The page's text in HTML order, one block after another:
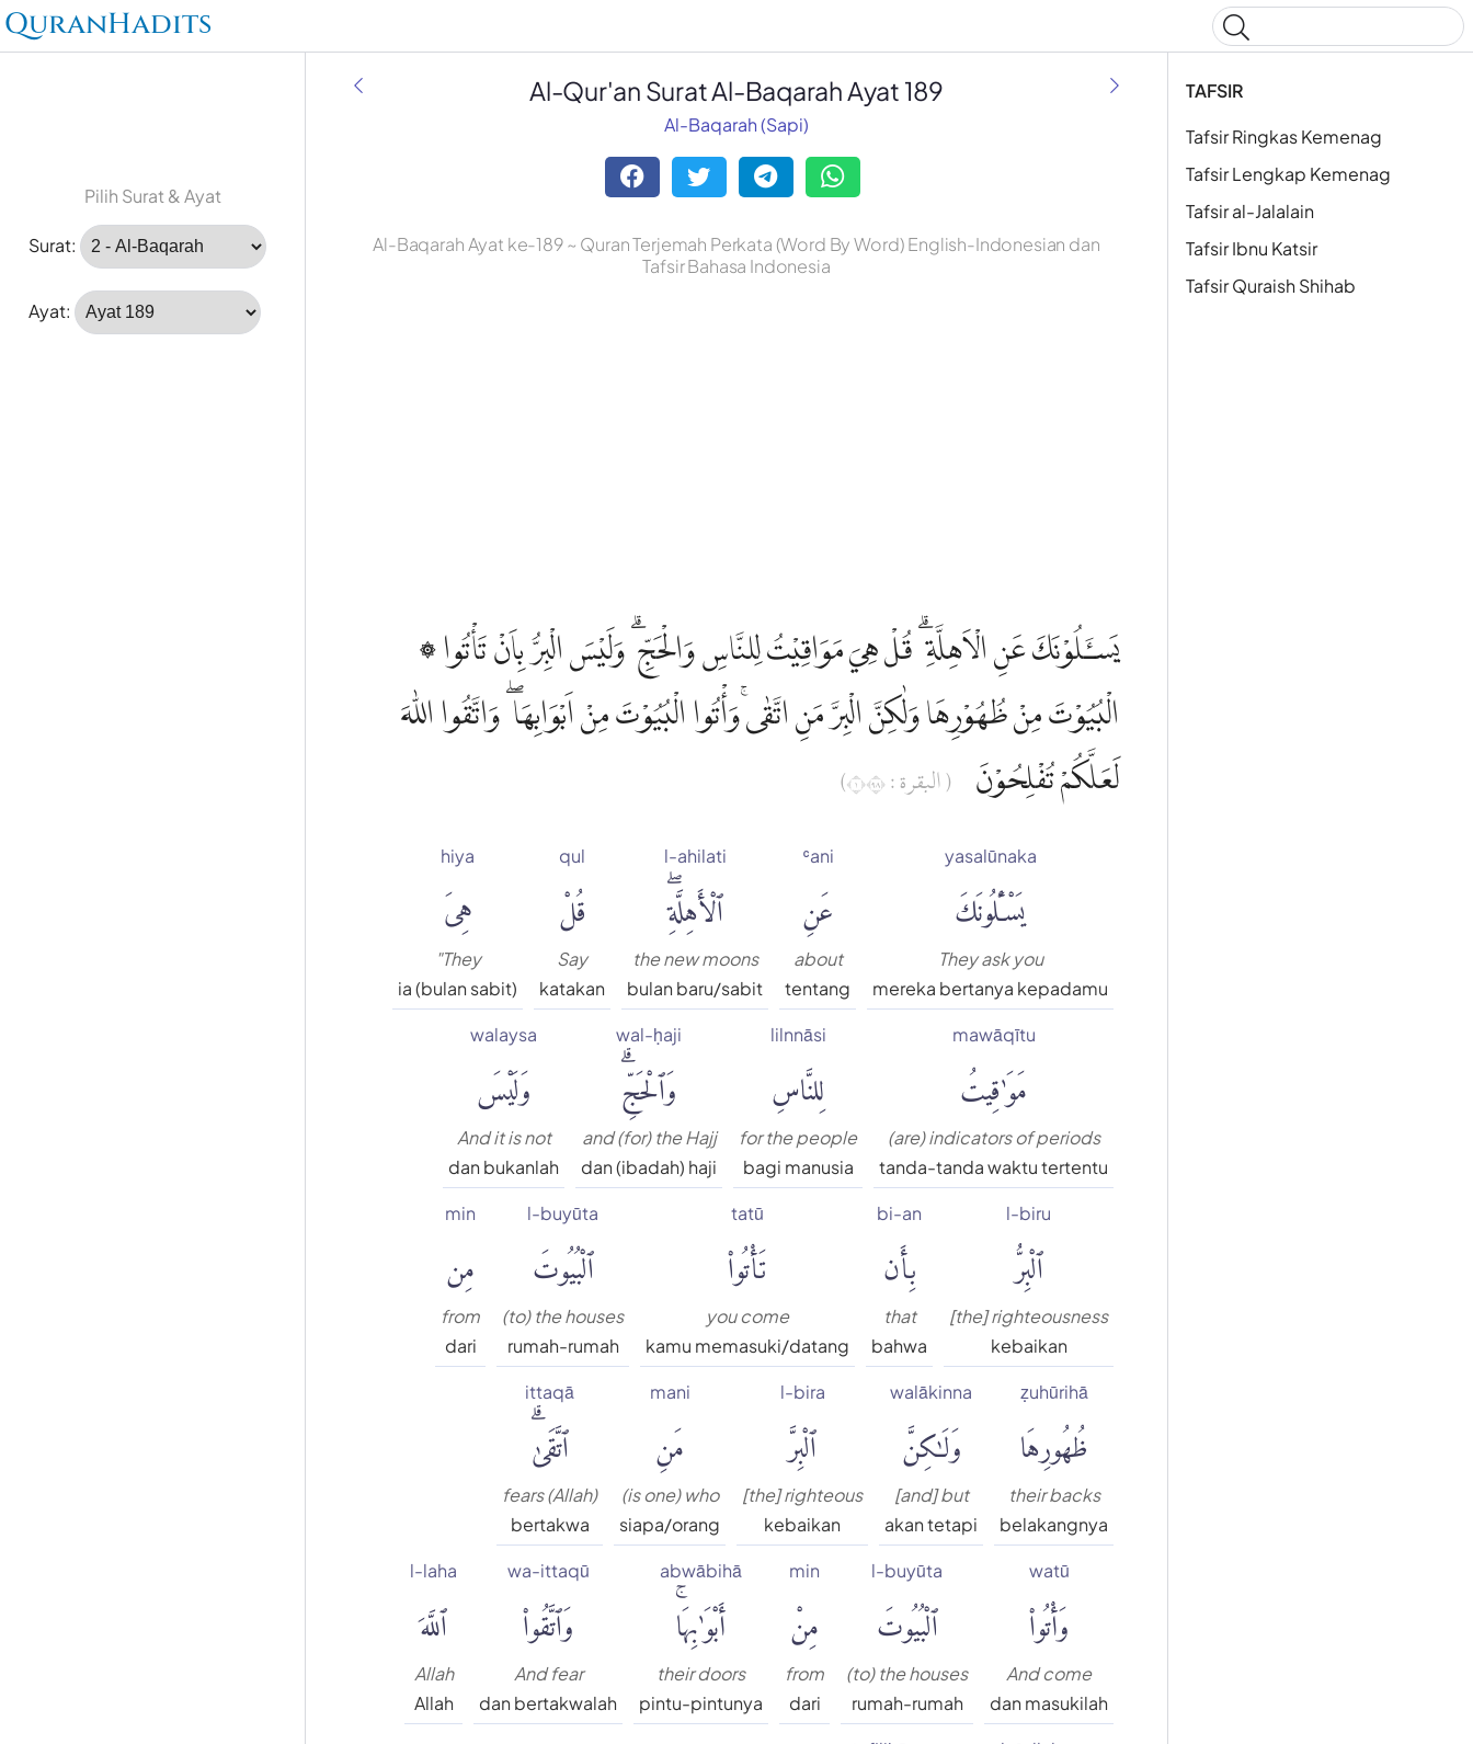
QuranHadits
Pilih Surat & Ayat
Surat:
Ayat:
TAFSIR
Tafsir Ringkas Kemenag
Tafsir Lengkap Kemenag
Tafsir al-Jalalain
Tafsir Ibnu Katsir
Tafsir Quraish Shihab
Al-Qur'an Surat Al-Baqarah Ayat 189
Al-Baqarah (Sapi)
Al-Baqarah Ayat ke-189 ~ Quran Terjemah Perkata (Word By Word) English-Indonesian dan
Tafsir Bahasa Indonesia
۞ يَسـَٔلُوْنَكَ عَنِ الْاَهِلَّةِ ۗ قُلْ هِيَ مَوَاقِيْتُ لِلنَّاسِ وَالْحَجِّ ۗ وَلَيْسَ الْبِرُّ بِاَنْ تَأْتُوا
الْبُيُوْتَ مِنْ ظُهُوْرِهَا وَلٰكِنَّ الْبِرَّ مَنِ اتَّقٰىۚ وَأْتُوا الْبُيُوْتَ مِنْ اَبْوَابِهَا ۖ وَاتَّقُوا اللّٰهَ
لَعَلَّكُمْ تُفْلِحُوْنَ
( البقرة : ١٨٩)
yasalūnaka
يَسْـَٔلُونَكَ
They ask you
mereka bertanya kepadamu
ʿani
عَنِ
about
tentang
l-ahilati
ٱلْأَهِلَّةِۖ
the new moons
bulan baru/sabit
qul
قُلْ
Say
katakan
hiya
هِىَ
"They
ia (bulan sabit)
mawāqītu
مَوَٰقِيتُ
(are) indicators of periods
tanda-tanda waktu tertentu
lilnnāsi
لِلنَّاسِ
for the people
bagi manusia
wal-ḥaji
وَٱلْحَجِّۗ
and (for) the Hajj
dan (ibadah) haji
walaysa
وَلَيْسَ
And it is not
dan bukanlah
l-biru
ٱلْبِرُّ
[the] righteousness
kebaikan
bi-an
بِأَن
that
bahwa
tatū
تَأْتُوا۟
you come
kamu memasuki/datang
l-buyūta
ٱلْبُيُوتَ
(to) the houses
rumah-rumah
min
مِن
from
dari
ẓuhūrihā
ظُهُورِهَا
their backs
belakangnya
walākinna
وَلَٰكِنَّ
[and] but
akan tetapi
l-bira
ٱلْبِرَّ
[the] righteous
kebaikan
mani
مَنِ
(is one) who
siapa/orang
ittaqā
ٱتَّقَىٰۗ
fears (Allah)
bertakwa
watū
وَأْتُوا۟
And come
dan masukilah
l-buyūta
ٱلْبُيُوتَ
(to) the houses
rumah-rumah
min
مِنْ
from
dari
abwābihā
أَبْوَٰبِهَاۚ
their doors
pintu-pintunya
wa-ittaqū
وَٱتَّقُوا۟
And fear
dan bertakwalah
l-laha
ٱللَّهَ
Allah
Allah